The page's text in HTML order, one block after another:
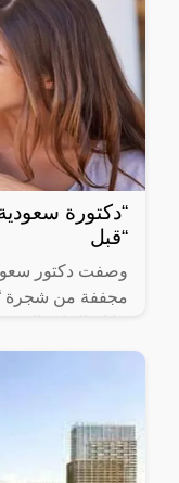
“دكتورة
“قبل
وصفت دكتور
ينمو في